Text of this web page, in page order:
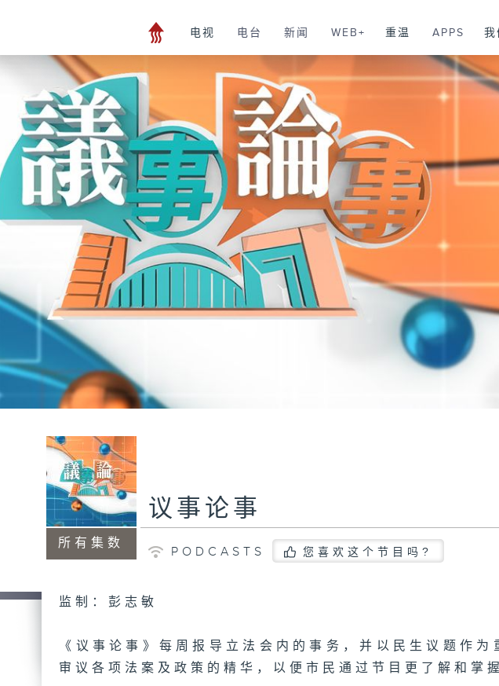
电视 电台 新闻 WEB+ 重温 APPS 我
所有集数
议事论事
PODCASTS 您喜欢这个节目吗?
监制：彭志敏
《议事论事》每周报导立法会内的事务，并以民生议题作为
审议各项法案及政策的精华，以便市民通过节目更了解和掌